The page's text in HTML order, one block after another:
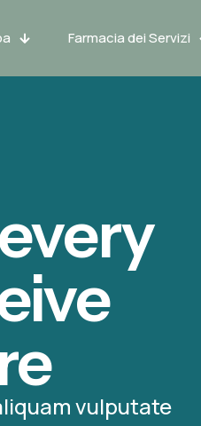
Farmacia dei Servizi
vulputate